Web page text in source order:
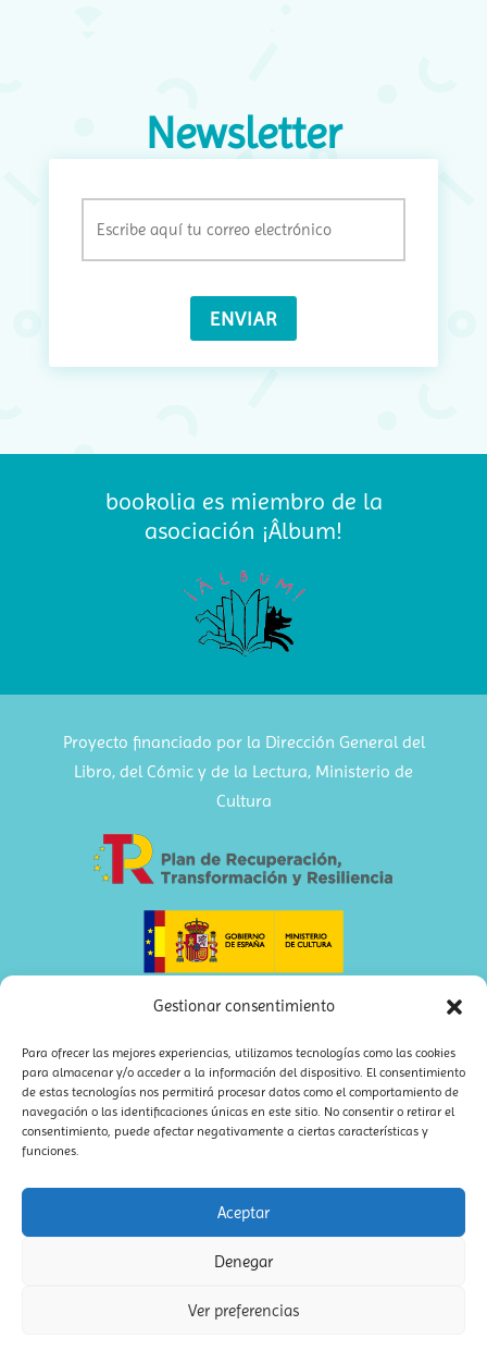
Gestionar consentimiento
Para ofrecer las mejores experiencias, utilizamos tecnologías como las cookies
para almacenar y/o acceder a la información del dispositivo. El consentimiento
de estas tecnologías nos permitirá procesar datos como el comportamiento de
navegación o las identificaciones únicas en este sitio. No consentir o retirar el
consentimiento, puede afectar negativamente a ciertas características y
funciones.
Aceptar
Denegar
Ver preferencias
Newsletter
bookolia es miembro de la
asociación ¡Âlbum!
Proyecto financiado por la Dirección General del
Libro, del Cómic y de la Lectura, Ministerio de
Cultura
bookolia – Editorial libros infantiles